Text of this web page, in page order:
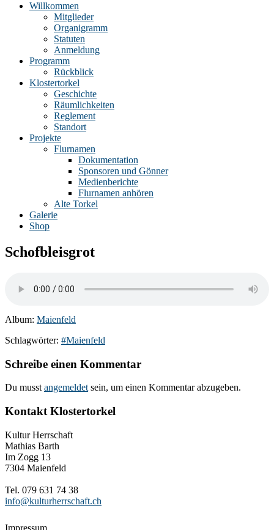
Willkommen
Mitglieder
Organigramm
Statuten
Anmeldung
Programm
Rückblick
Klostertorkel
Geschichte
Räumlichkeiten
Reglement
Standort
Projekte
Flurnamen
Dokumentation
Sponsoren und Gönner
Medienberichte
Flurnamen anhören
Alte Torkel
Galerie
Shop
Schofbleisgrot
Album: Maienfeld
Schlagwörter: #Maienfeld
Schreibe einen Kommentar
Du musst angemeldet sein, um einen Kommentar abzugeben.
Kontakt Klostertorkel
Kultur Herrschaft
Mathias Barth
Im Zogg 13
7304 Maienfeld
Tel. 079 631 74 38
info@kulturherrschaft.ch